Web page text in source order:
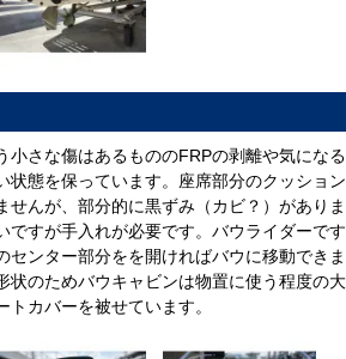
小さな傷はあるもののFRPの剥離や気になる
状態を保っています。座席部分のクッション
せんが、部分的に黒ずみ（カビ？）がありま
ですが手入れが必要です。バウライダーです
センター部分をを開ければバウに移動できま
状のためバウキャビンは物置に使う程度の大
トカバーを被せています。